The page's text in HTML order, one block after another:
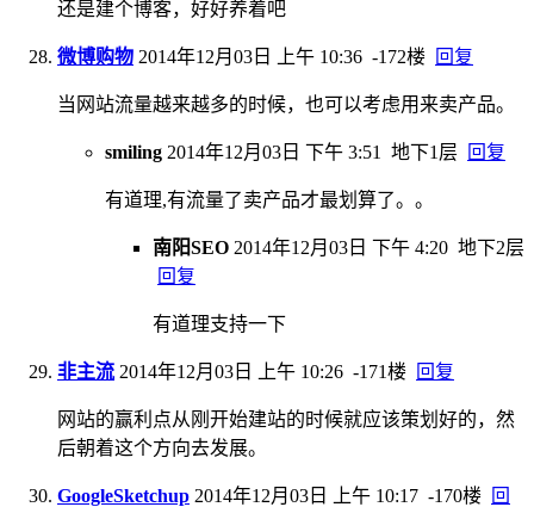
还是建个博客，好好养着吧
微博购物 2014年12月03日 上午 10:36 -172楼 回复
当网站流量越来越多的时候，也可以考虑用来卖产品。
smiling 2014年12月03日 下午 3:51 地下1层 回复
有道理,有流量了卖产品才最划算了。。
南阳SEO 2014年12月03日 下午 4:20 地下2层
回复
有道理支持一下
非主流 2014年12月03日 上午 10:26 -171楼 回复
网站的赢利点从刚开始建站的时候就应该策划好的，然
后朝着这个方向去发展。
GoogleSketchup 2014年12月03日 上午 10:17 -170楼 回